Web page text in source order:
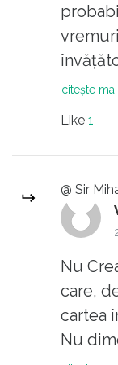
o mi se
mare,
copii îl
ideal.
În loc
marele
mici
Like 1
@ Sir
Nu
care,
cartea
Nu